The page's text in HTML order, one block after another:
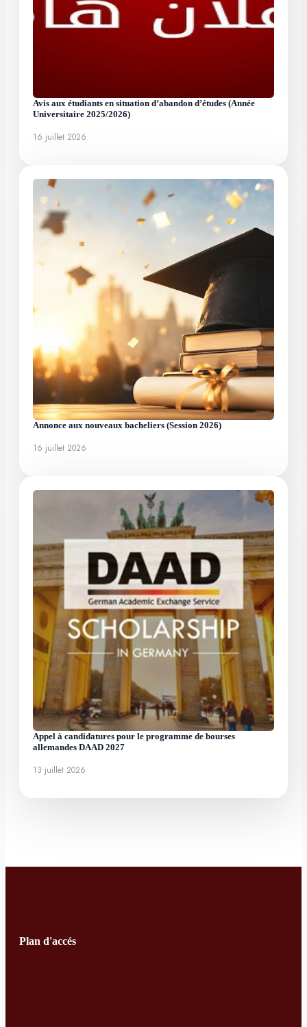
Avis aux étudiants en situation d’abandon d’études (Année
Universitaire 2025/2026)
16 juillet 2026
Annonce aux nouveaux bacheliers (Session 2026)
16 juillet 2026
Appel à candidatures pour le programme de bourses
allemandes DAAD 2027
13 juillet 2026
Plan d'accés